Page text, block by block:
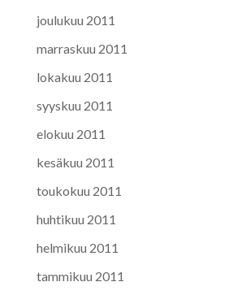
joulukuu 2011
marraskuu 2011
lokakuu 2011
syyskuu 2011
elokuu 2011
kesäkuu 2011
toukokuu 2011
huhtikuu 2011
helmikuu 2011
tammikuu 2011